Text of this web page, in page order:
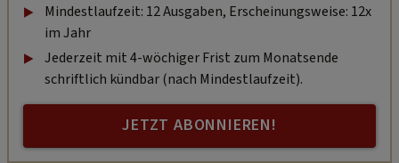
Mindestlaufzeit: 12 Ausgaben, Erscheinungsweise: 12x
im Jahr
Jederzeit mit 4-wöchiger Frist zum Monatsende
schriftlich kündbar (nach Mindestlaufzeit).
JETZT ABONNIEREN!